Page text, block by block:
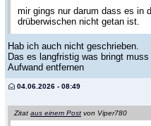
mir gings nur darum dass es in
drüberwischen nicht getan ist.
Hab ich auch nicht geschrieben.
Das es langfristig was bringt
Aufwand entfernen
04.06.2026 - 08:49
Zitat aus einem Post von Viper780